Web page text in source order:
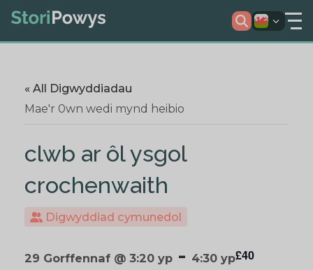
« All Digwyddiadau
Mae'r 0wn wedi mynd heibio
clwb ar ôl ysgol
crochenwaith
Digwyddiad cymunedol
29 Gorffennaf @ 3:20 yp - 4:30 yp£40